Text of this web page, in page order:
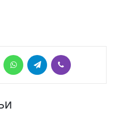
PinterestWhatsAppTelegram